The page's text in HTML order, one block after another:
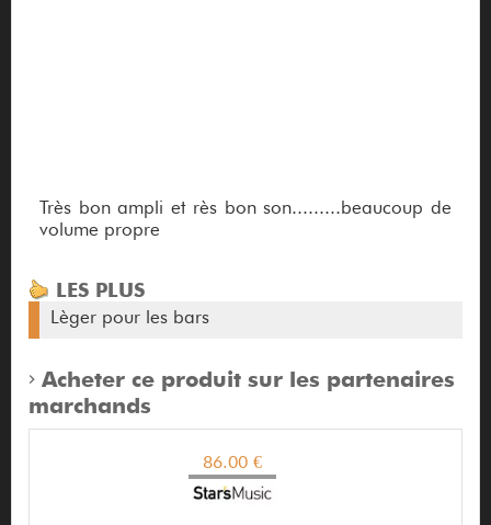
Très bon ampli et rès bon son.........beaucoup de
volume propre
LES PLUS
Lèger pour les bars
Acheter ce produit sur les partenaires
marchands
86.00 €